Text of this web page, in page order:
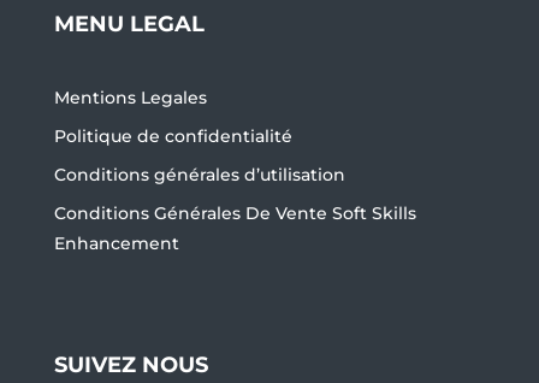
MENU LEGAL
Mentions Legales
Politique de confidentialité
Conditions générales d’utilisation
Conditions Générales De Vente Soft Skills
Enhancement
SUIVEZ NOUS